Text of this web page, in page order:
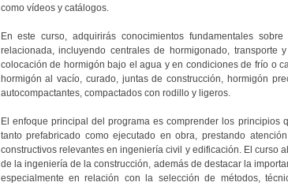
como vídeos y catálogos.
En este curso, adquirirás conocimientos fundamentales
relacionada, incluyendo centrales de hormigonado, transporte
colocación de hormigón bajo el agua y en condiciones de frío o
hormigón al vacío, curado, juntas de construcción, hormigón
autocompactantes, compactados con rodillo y ligeros.
El enfoque principal del programa es comprender los
tanto prefabricado como ejecutado en obra, prestando
constructivos relevantes en ingeniería civil y edificación. El curso
de la ingeniería de la construcción, además de destacar la
especialmente en relación con la selección de métodos,